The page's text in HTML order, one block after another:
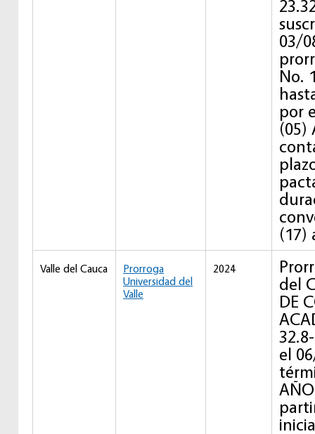
03/
No.
por
(05)
(17)
Valle del Cauca
Prorroga
Universidad del
Valle
2024
del
DE
el